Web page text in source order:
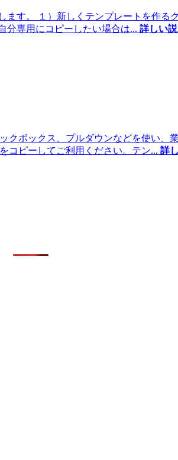
す。 １）新しくテンプレートを作る
分専用にコピーしたい場合は... 詳しい
クボックス、プルダウンなどを使い
コピーしてご利用ください。テン... 詳